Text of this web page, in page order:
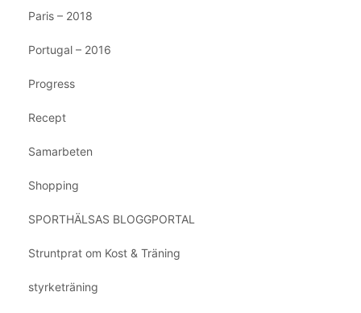
Paris – 2018
Portugal – 2016
Progress
Recept
Samarbeten
Shopping
SPORTHÄLSAS BLOGGPORTAL
Struntprat om Kost & Träning
styrketräning